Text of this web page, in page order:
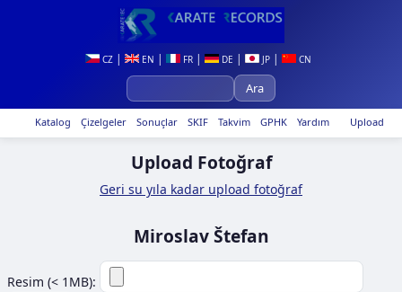
CZ | EN | FR | DE | JP | CN
Upload
Katalog Çizelgeler Sonuçlar SKIF Takvim GPHK Yardım
Upload Fotoğraf
Geri su yıla kadar upload fotoğraf
Miroslav Štefan
Resim (< 1MB):